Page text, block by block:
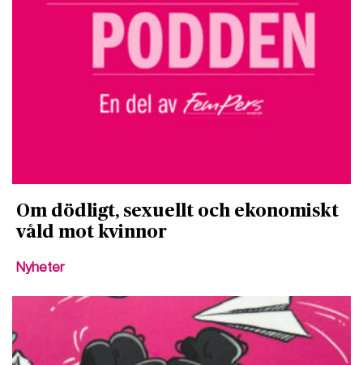
Om dödligt, sexuellt och ekonomiskt
våld mot kvinnor
Nyheter